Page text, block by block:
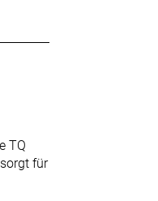
TQ
für